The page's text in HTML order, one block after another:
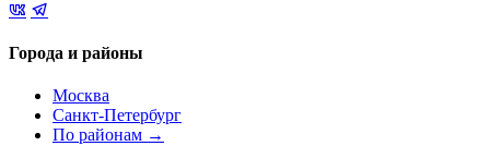
Города и районы
Москва
Санкт-Петербург
По районам →